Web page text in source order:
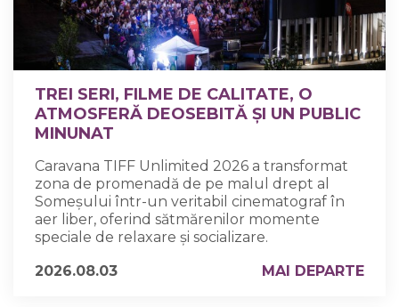
TREI SERI, FILME DE CALITATE, O
ATMOSFERĂ DEOSEBITĂ ȘI UN PUBLIC
MINUNAT
Caravana TIFF Unlimited 2026 a transformat
zona de promenadă de pe malul drept al
Someșului într-un veritabil cinematograf în
aer liber, oferind sătmărenilor momente
speciale de relaxare și socializare.
2026.08.03
MAI DEPARTE